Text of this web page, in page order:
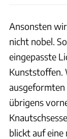
Ansonsten
nicht nobel.
eingepasste
Kunststoffen.
übrigens
blickt auf eine